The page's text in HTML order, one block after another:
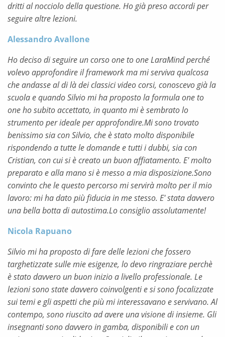
dritti al nocciolo della questione. Ho già preso accordi per
seguire altre lezioni.
Alessandro Avallone
Ho deciso di seguire un corso one to one LaraMind perché
volevo approfondire il framework ma mi serviva qualcosa
che andasse al di là dei classici video corsi, conoscevo già la
scuola e quando Silvio mi ha proposto la formula one to
one ho subito accettato, in quanto mi è sembrato lo
strumento per ideale per approfondire.Mi sono trovato
benissimo sia con Silvio, che è stato molto disponibile
rispondendo a tutte le domande e tutti i dubbi, sia con
Cristian, con cui si è creato un buon affiatamento. E' molto
preparato e alla mano si è messo a mia disposizione.Sono
convinto che le questo percorso mi servirà molto per il mio
lavoro: mi ha dato più fiducia in me stesso. E' stata davvero
una bella botta di autostima.Lo consiglio assolutamente!
Nicola Rapuano
Silvio mi ha proposto di fare delle lezioni che fossero
targhetizzate sulle mie esigenze, lo devo ringraziare perchè
è stato davvero un buon inizio a livello professionale. Le
lezioni sono state davvero coinvolgenti e si sono focalizzate
sui temi e gli aspetti che più mi interessavano e servivano. Al
contempo, sono riuscito ad avere una visione di insieme. Gli
insegnanti sono davvero in gamba, disponibili e con un